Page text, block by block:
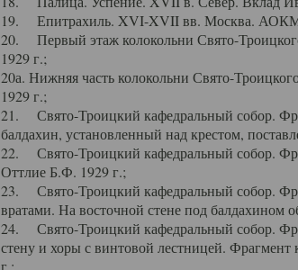
19. Епитрахиль. XVI-XVII вв. Москва.
20. Первый этаж колокольни Свято-
1929 г.;
20а. Нижняя часть колокольни Свято-
1929 г.;
21. Свято-Троицкий кафедральный собор.
балдахин, установленный над крестом,
22. Свято-Троицкий кафедральный собор.
Оттлие Б.Ф. 1929 г.;
23. Свято-Троицкий кафедральный собор.
вратами. На восточной стене под
24. Свято-Троицкий кафедральный собор.
стену и хоры с винтовой лестницей.
г.;